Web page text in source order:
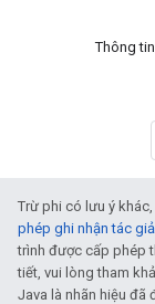
Thông
Trừ phi có lưu ý
phép ghi nhận tác
trình được cấp phép
tiết, vui lòng tham
Java là nhãn hiệu đã